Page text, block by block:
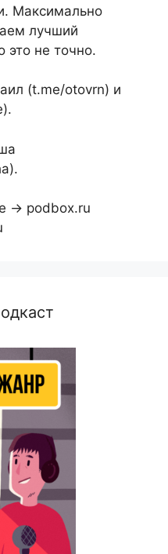
Максимально
лучший
это не точно.
(t.me/otovrn) и
→ podbox.ru